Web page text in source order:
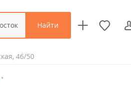
Найти
46/50